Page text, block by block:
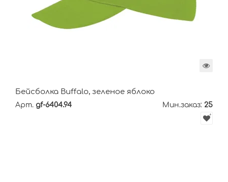
Бейсболка Buffalo, зеленое яблоко
Арт. gf-6404.94 Мин.заказ: 25